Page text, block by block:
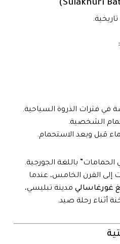
فترات الذروة السياحية.
الشخصية.
قبل وبعد الاستحمام.
باللغة الجورجية.
إلى القرن الخامس، عندما
غورغاساليمدينة تبليسي،
أثناء رحلة صيد.
ة